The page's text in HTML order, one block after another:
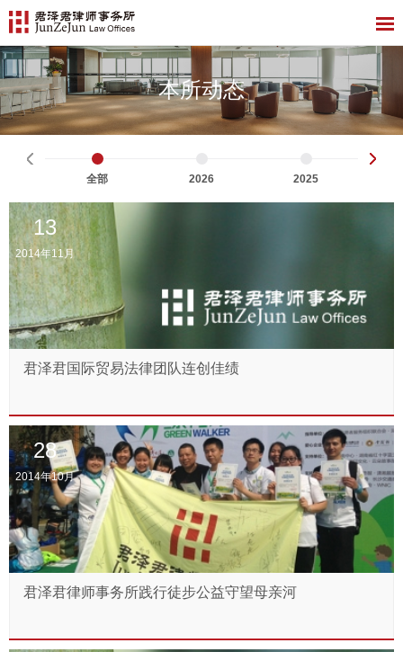
本所动态
全部 2026 2025
13
2014年11月
君泽君国际贸易法律团队连创佳绩
28
2014年10月
君泽君律师事务所践行徒步公益守望母亲河